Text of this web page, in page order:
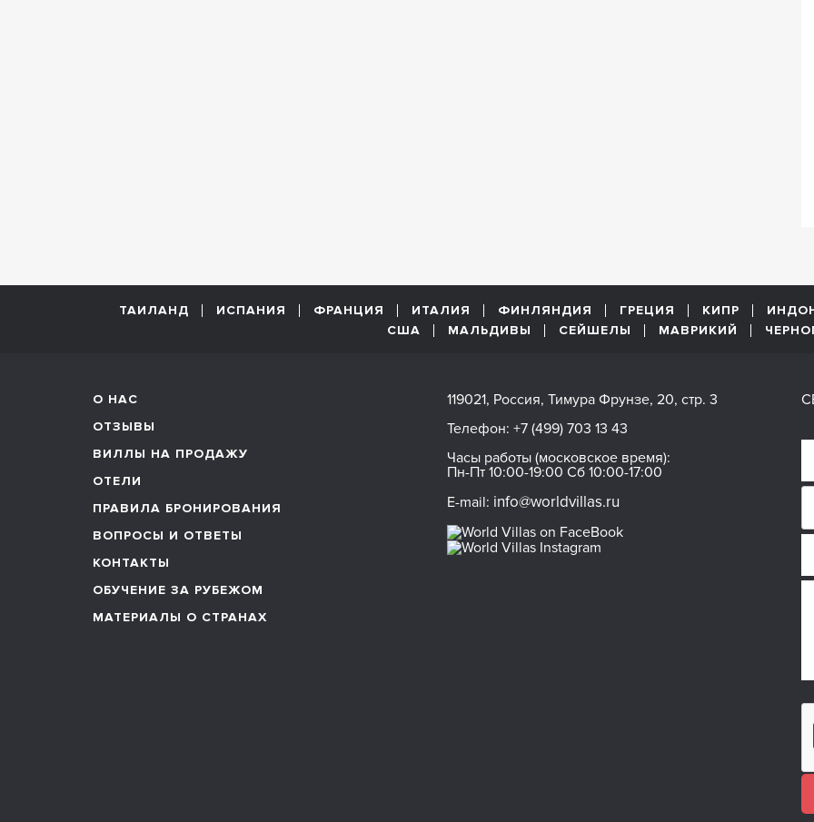
ТАИЛАНД ИСПАНИЯ ФРАНЦИЯ ИТАЛИЯ ФИНЛЯНДИЯ ГРЕЦИЯ КИПР
США
МАЛЬДИВЫ СЕЙШЕЛЫ МАВРИКИЙ
О НАС
ОТЗЫВЫ
ВИЛЛЫ НА ПРОДАЖУ
ОТЕЛИ
ПРАВИЛА БРОНИРОВАНИЯ
ВОПРОСЫ И ОТВЕТЫ
КОНТАКТЫ
ОБУЧЕНИЕ ЗА РУБЕЖОМ
МАТЕРИАЛЫ О СТРАНАХ
119021, Россия, Тимура Фрунзе, 20, стр. 3
Телефон: +7 (499) 703 13 43
Часы работы (московское время):
Пн-Пт 10:00-19:00 Сб 10:00-17:00
E-mail: info@worldvillas.ru